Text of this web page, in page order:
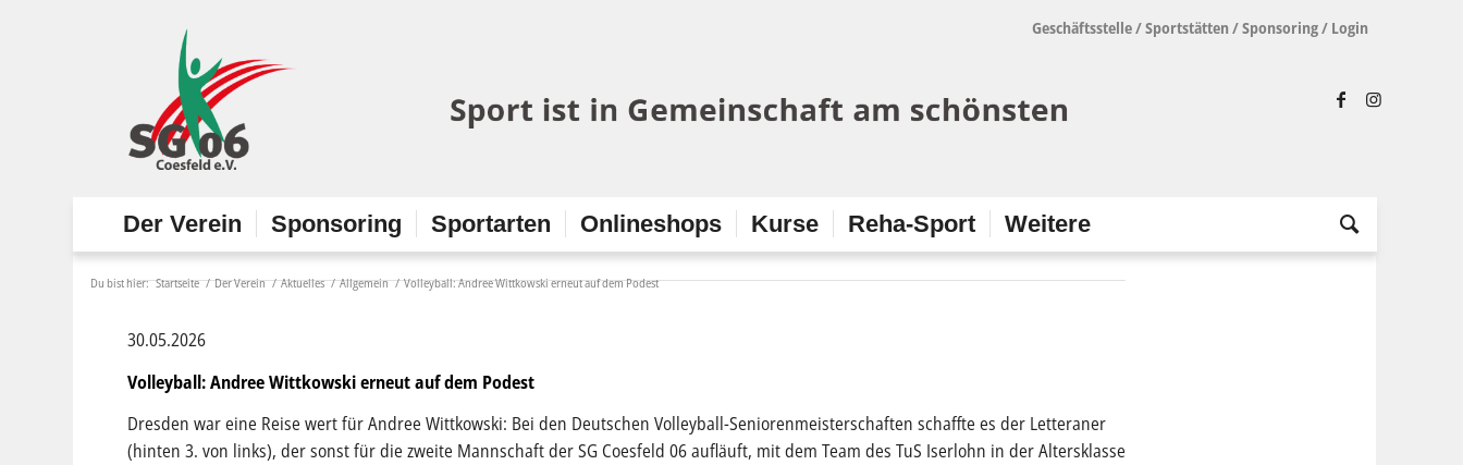
Geschäftsstelle/Sportstätten /Sponsoring/ Login
Der Verein Sponsoring Sportarten Onlineshops Kurse Reha-Sport Weitere
Du bist hier: Startseite / Der Verein / Aktuelles / Allgemein / Volleyball: Andree Wittkowski erneut auf dem Podest
30.05.2026
Volleyball: Andree Wittkowski erneut auf dem Podest
Dresden war eine Reise wert für Andree Wittkowski: Bei den Deutschen Volleyball-Seniorenmeisterschaften schaffte es der Letteraner
(hinten 3. von links), der sonst für die zweite Mannschaft der SG Coesfeld 06 aufläuft, mit dem Team des TuS Iserlohn in der Altersklasse